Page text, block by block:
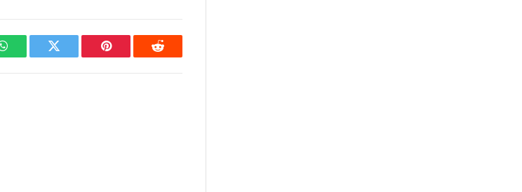
WhatsAppTwitter Pinterest Reddit